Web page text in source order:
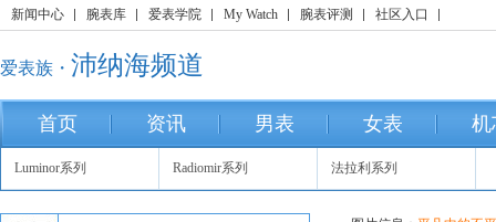
新闻中心 腕表库 爱表学院 My Watch 腕表评测 社区入口
爱表族・ 沛纳海频道
首页 资讯 男表 女表 机
Luminor系列 Radiomir系列 法拉利系列